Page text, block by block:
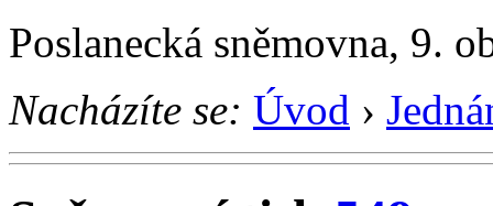
Poslanecká sněmovna, 9.
Nacházíte se: Úvod ›